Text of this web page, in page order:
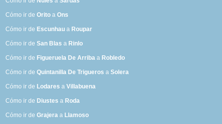
Cómo ir deOrito aOns
Cómo ir de Escunhau a Roupar
Cómo ir deSan Blas a Rinlo
Cómo ir de Figueruela De Arriba a Robledo
Cómo ir deQuintanilla De Trigueros aSolera
Cómo ir de Lodares aVillabuena
Cómo ir de Diustes a Roda
Cómo ir deGrajera a Llamoso